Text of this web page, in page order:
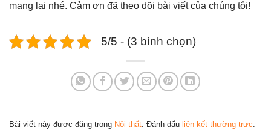
mang lại nhé. Cảm ơn đã theo dõi bài viết của chúng tôi!
5/5 - (3 bình chọn)
Bài viết này được đăng trong Nội thất . Đánh dấu liên kết thường trực